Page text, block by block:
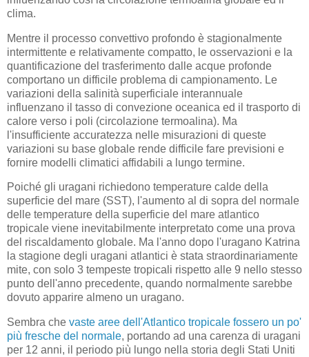
clima.
Mentre il processo convettivo profondo è stagionalmente
intermittente e relativamente compatto, le osservazioni e la
quantificazione del trasferimento dalle acque profonde
comportano un difficile problema di campionamento. Le
variazioni della salinità superficiale interannuale
influenzano il tasso di convezione oceanica ed il trasporto di
calore verso i poli (circolazione termoalina). Ma
l'insufficiente accuratezza nelle misurazioni di queste
variazioni su base globale rende difficile fare previsioni e
fornire modelli climatici affidabili a lungo termine.
Poiché gli uragani richiedono temperature calde della
superficie del mare (SST), l'aumento al di sopra del normale
delle temperature della superficie del mare atlantico
tropicale viene inevitabilmente interpretato come una prova
del riscaldamento globale. Ma l'anno dopo l'uragano Katrina
la stagione degli uragani atlantici è stata straordinariamente
mite, con solo 3 tempeste tropicali rispetto alle 9 nello stesso
punto dell'anno precedente, quando normalmente sarebbe
dovuto apparire almeno un uragano.
Sembra che vaste aree dell'Atlantico tropicale fossero un po'
più fresche del normale, portando ad una carenza di uragani
per 12 anni, il periodo più lungo nella storia degli Stati Uniti